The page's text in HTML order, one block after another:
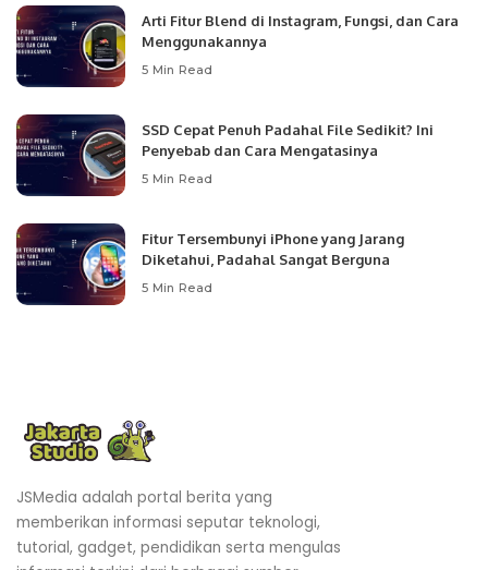
Arti Fitur Blend di Instagram, Fungsi, dan Cara
Menggunakannya
5 Min Read
SSD Cepat Penuh Padahal File Sedikit? Ini
Penyebab dan Cara Mengatasinya
5 Min Read
Fitur Tersembunyi iPhone yang Jarang
Diketahui, Padahal Sangat Berguna
5 Min Read
JSMedia adalah portal berita yang
memberikan informasi seputar teknologi,
tutorial, gadget, pendidikan serta mengulas